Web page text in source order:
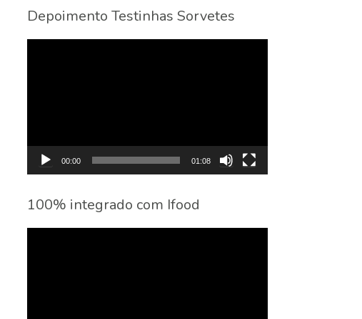
Depoimento Testinhas Sorvetes
00:00 01:08
100% integrado com Ifood